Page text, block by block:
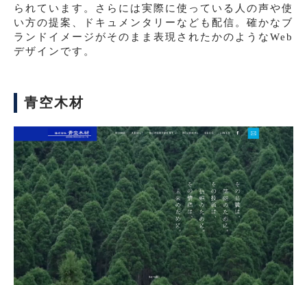
られています。さらには実際に使っている人の声や使
い方の提案、ドキュメンタリーなども配信。確かなブ
ランドイメージがそのまま表現されたかのようなWeb
デザインです。
青空木材